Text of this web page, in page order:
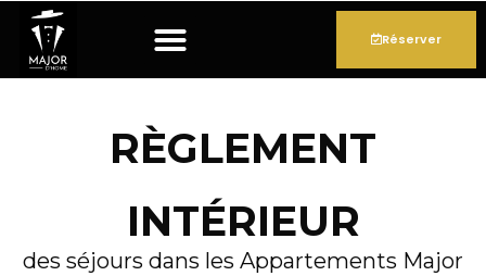
Réserver
RÈGLEMENT
INTÉRIEUR
des séjours dans les Appartements Major